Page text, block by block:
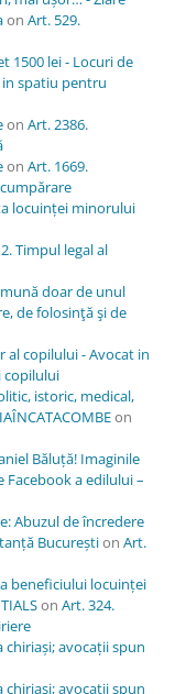
on Art. 529.
1500 lei - Locuri de
spatiu pentru
on Art. 2386.
on Art. 1669.
locuinței minorului
Timpul legal al
doar de unul
de folosinţă şi de
al copilului - Avocat in
copilului
istoric, medical,
on
Băluță! Imaginile
a edilului –
Abuzul de încredere
Bucureștion Art.
beneficiului locuinței
on Art. 324.
chiriași; avocații spun
chiriași; avocații spun